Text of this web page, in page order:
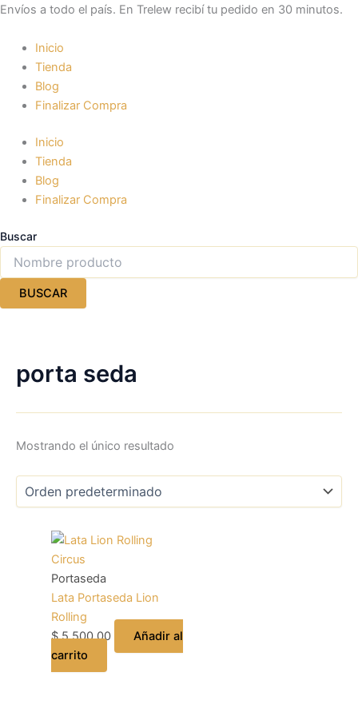
Ir
contenido
Envíos a todo el país. En Trelew recibí tu pedido en 30 minutos.
Inicio
Tienda
Blog
Finalizar Compra
Inicio
Tienda
Blog
Finalizar Compra
Buscar
BUSCAR
porta seda
Mostrando el único resultado
Portaseda
Lata Portaseda Lion
Rolling
$5.500,00
Añadir al
carrito